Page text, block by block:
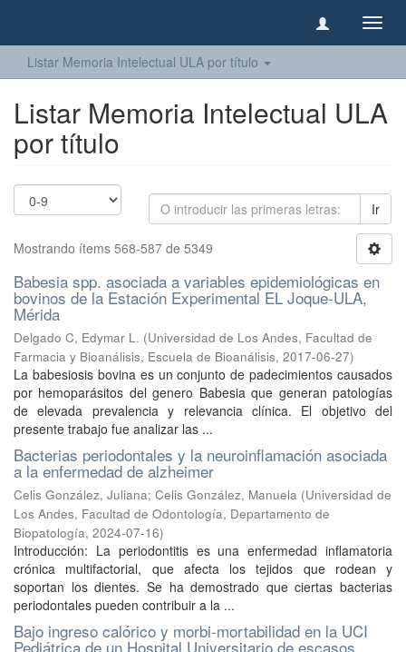
Listar Memoria Intelectual ULA por título
Listar Memoria Intelectual ULA
por título
Ir
Mostrando ítems 568-587 de 5349
Babesia spp. asociada a variables epidemiológicas en
bovinos de la Estación Experimental EL Joque-ULA,
Mérida
Delgado C, Edymar L. (Universidad de Los Andes, Facultad de
Farmacia y Bioanálisis, Escuela de Bioanálisis, 2017-06-27)
La babesiosis bovina es un conjunto de padecimientos causados
por hemoparásitos del genero Babesia que generan patologías
de elevada prevalencia y relevancia clínica. El objetivo del
presente trabajo fue analizar las ...
Bacterias periodontales y la neuroinflamación asociada
a la enfermedad de alzheimer
Celis González, Juliana; Celis González, Manuela (Universidad de
Los Andes, Facultad de Odontología, Departamento de
Biopatología, 2024-07-16)
Introducción: La periodontitis es una enfermedad inflamatoria
crónica multifactorial, que afecta los tejidos que rodean y
soportan los dientes. Se ha demostrado que ciertas bacterias
periodontales pueden contribuir a la ...
Bajo ingreso calórico y morbi-mortabilidad en la UCI
Pediátrica de un Hospital Universitario de escasos